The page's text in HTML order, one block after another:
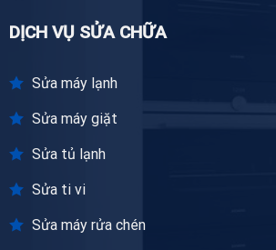
DỊCH VỤ SỬA CHỮA
Sửa máy lạnh
Sửa máy giặt
Sửa tủ lạnh
Sửa ti vi
Sửa máy rửa chén